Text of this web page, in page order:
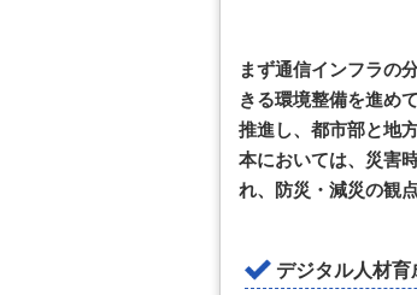
まず通信インフラの
きる環境整備を進め
推進し、都市部と地
本においては、災害
れ、防災・減災の観
デジタル人材